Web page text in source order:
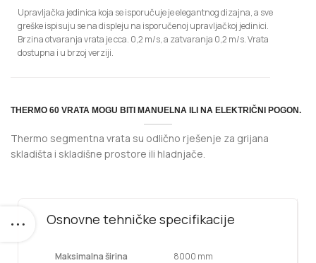
Upravljačka jedinica koja se isporučuje je elegantnog dizajna, a sve
greške ispisuju se na displeju na isporučenoj upravljačkoj jedinici.
Brzina otvaranja vrata je cca. 0,2 m/s, a zatvaranja 0,2 m/s. Vrata
dostupna i u brzoj verziji.
THERMO 60 VRATA MOGU BITI MANUELNA ILI NA ELEKTRIČNI POGON.
Thermo segmentna vrata su odlično rješenje za grijana
skladišta i skladišne prostore ili hladnjače.
Osnovne tehničke specifikacije
Maksimalna širina 8000 mm